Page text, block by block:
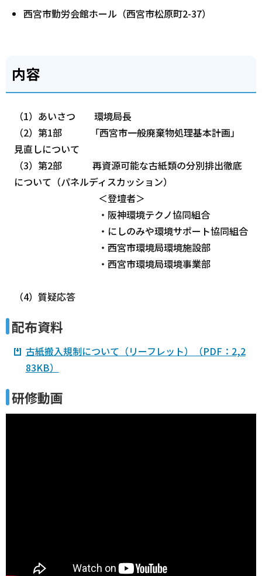
西宮市勤労会館ホール（西宮市松原町2-37）
内容
（1）あいさつ 環境局長
（2）第1部 「西宮市一般廃棄物処理基本計画」
見直しについて
（3）第2部 再資源可能な古紙類の分別排出徹底
について（パネルディスカッション）
＜登壇者＞
・阪神環境テクノ協同組合
・にしのみや環境サポート協同組合
・西宮市環境局環境施設部
・西宮市環境局環境事業部
（4）質疑応答
配布資料
古紙搬入規制について（リーフレット）（PDF：2,2
83KB）
研修動画